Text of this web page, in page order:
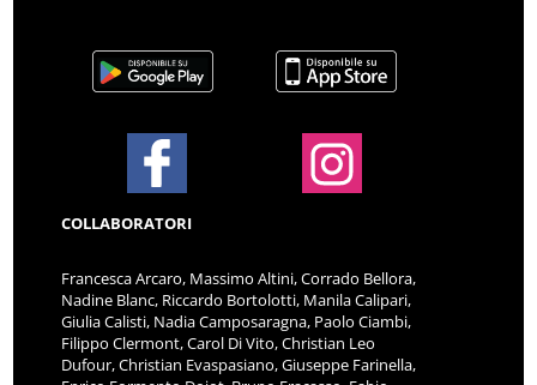
COLLABORATORI
Francesca Arcaro, Massimo Altini, Corrado Bellora,
Nadine Blanc, Riccardo Bortolotti, Manila Calipari,
Giulia Calisti, Nadia Camposaragna, Paolo Ciambi,
Filippo Clermont, Carol Di Vito, Christian Leo
Dufour, Christian Evaspasiano, Giuseppe Farinella,